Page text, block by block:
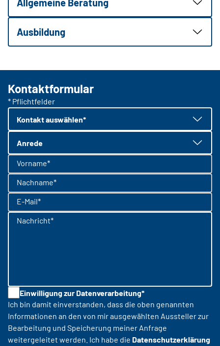
Allgemeine Beratung
Ausbildung
Kontaktformular
* Pflichtfelder
Kontakt auswählen*
Anrede
Vorname*
Nachname*
E-Mail*
Nachricht*
Einwilligung zur Datenverarbeitung*
Ich bin damit einverstanden, dass die oben genannten
Informationen an den von mir ausgewählten Aussteller zur
Bearbeitung und Speicherung meiner Anfrage
weitergeleitet werden. Ich habe die Datenschutzerklärung